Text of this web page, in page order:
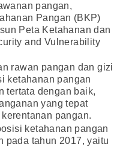
pangan,
Pangan (BKP)
Peta Ketahanan dan
and Vulnerability
rawan pangan dan gizi
ketahanan pangan
tertata dengan baik,
yang tepat
pangan.
ketahanan pangan
pada tahun 2017, yaitu